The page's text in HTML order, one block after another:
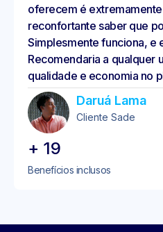
oferecem é
reconfortante saber que
Simplesmente funciona, e
Recomendaria a qualquer
qualidade e economia no
Daruá Lama
Cliente Sade
+ 19
Benefícios inclusos